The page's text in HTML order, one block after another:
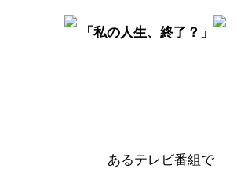
「私の人生、終了？」
あるテレビ番組で